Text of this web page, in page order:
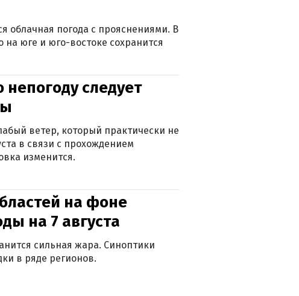
облачная погода с прояснениями. В
юге и юго-востоке сохранится
следует
ветер, который практически не
в связи с прохождением
изменится.
на фоне
на 7 августа
сильная жара. Синоптики
в ряде регионов.